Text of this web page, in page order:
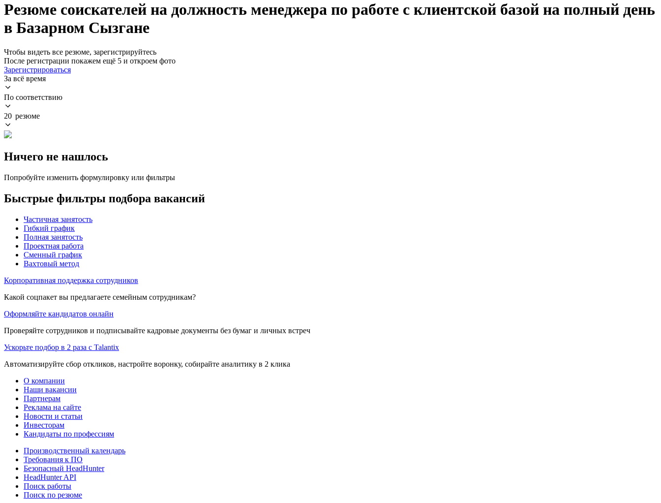
Резюме соискателей на должность менеджера по работе с клиентской базой на полный день
в Базарном Сызгане
Чтобы видеть все резюме, зарегистрируйтесь
После регистрации покажем ещё 5 и откроем фото
Зарегистрироваться
За всё время
По соответствию
20 резюме
Ничего не нашлось
Попробуйте изменить формулировку или фильтры
Быстрые фильтры подбора вакансий
Частичная занятость
Гибкий график
Полная занятость
Проектная работа
Сменный график
Вахтовый метод
Корпоративная поддержка сотрудников
Какой соцпакет вы предлагаете семейным сотрудникам?
Оформляйте кандидатов онлайн
Проверяйте сотрудников и подписывайте кадровые документы без бумаг и личных встреч
Ускорьте подбор в 2 раза с Talantix
Автоматизируйте сбор откликов, настройте воронку, собирайте аналитику в 2 клика
О компании
Наши вакансии
Партнерам
Реклама на сайте
Новости и статьи
Инвесторам
Кандидаты по профессиям
Производственный календарь
Требования к ПО
Безопасный HeadHunter
HeadHunter API
Поиск работы
Поиск по резюме